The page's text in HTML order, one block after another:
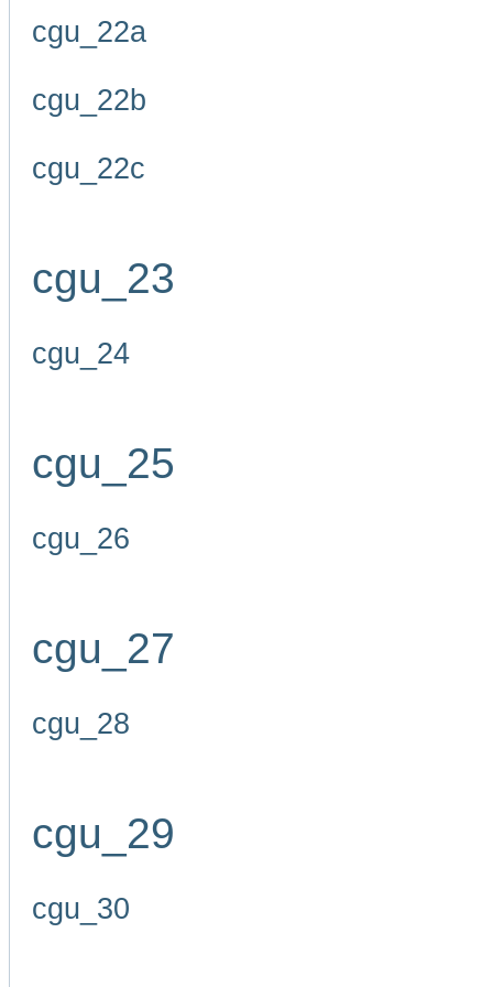
cgu_22a
cgu_22b
cgu_22c
cgu_23
cgu_24
cgu_25
cgu_26
cgu_27
cgu_28
cgu_29
cgu_30